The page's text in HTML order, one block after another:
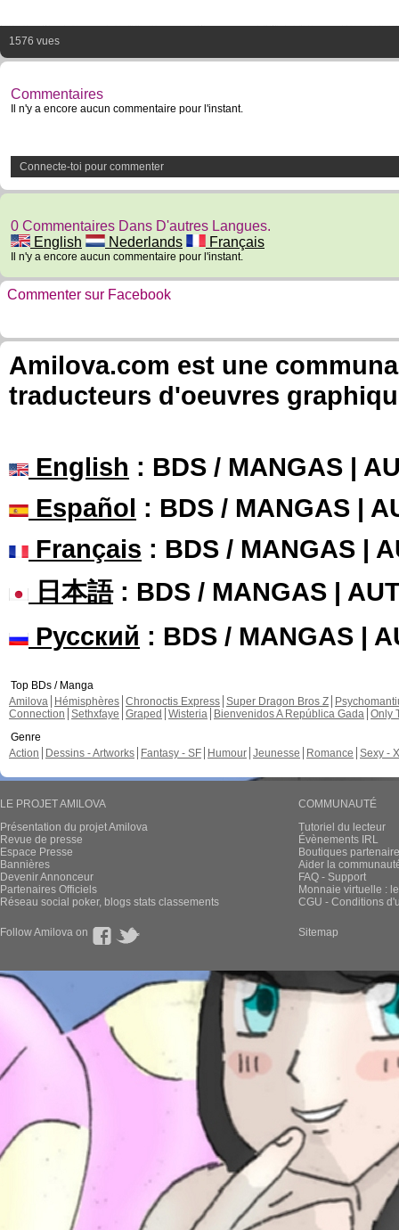
1576 vues
Commentaires
Il n'y a encore aucun commentaire pour l'instant.
Connecte-toi pour commenter
0 Commentaires Dans D'autres Langues.
English
Nederlands Français
Il n'y a encore aucun commentaire pour l'instant.
Commenter sur Facebook
Amilova.com est une
traducteurs d'oeuvres
English : BDS / MANGAS |
Español : BDS / MANGAS |
Français : BDS / MANGAS |
日本語: BDS / MANGAS |
Русский : BDS / MANGAS |
Top BDs / Manga
Amilova
Hémisphères Chronoctis Express Super Dragon Bros Z
Connection Sethxfaye Graped Wisteria Bienvenidos A República Gada Only
Genre
Action
Dessins - Artworks Fantasy - SF Humour Jeunesse Romance Sexy -
LE PROJET AMILOVA
Présentation du projet Amilova
Revue de presse
Espace Presse
Bannières
Devenir Annonceur
Partenaires Officiels
Réseau social poker, blogs stats classements
COMMUNAUTÉ
Tutoriel du lecteur
Évènements IRL
Boutiques
Aider la
FAQ - Support
Monnaie virtuelle :
CGU - Conditions
Follow Amilova on Sitemap